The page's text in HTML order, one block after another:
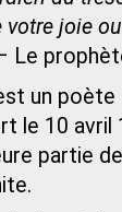
joie
Le
un
le 10 avril
partie